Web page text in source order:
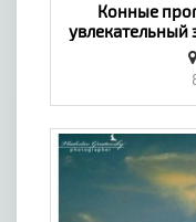
​Конные
увлекательный
по крымским